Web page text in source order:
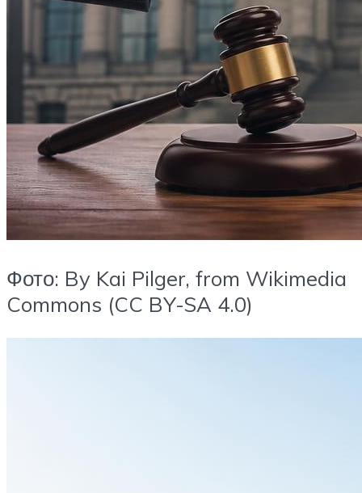
Фото: By Kai Pilger, from Wikimedia
Commons (CC BY-SA 4.0)